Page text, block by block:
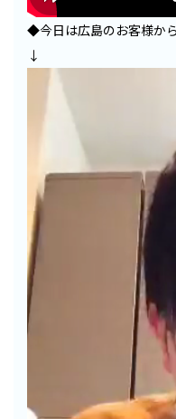
◆今日は広島のお客様か
↓